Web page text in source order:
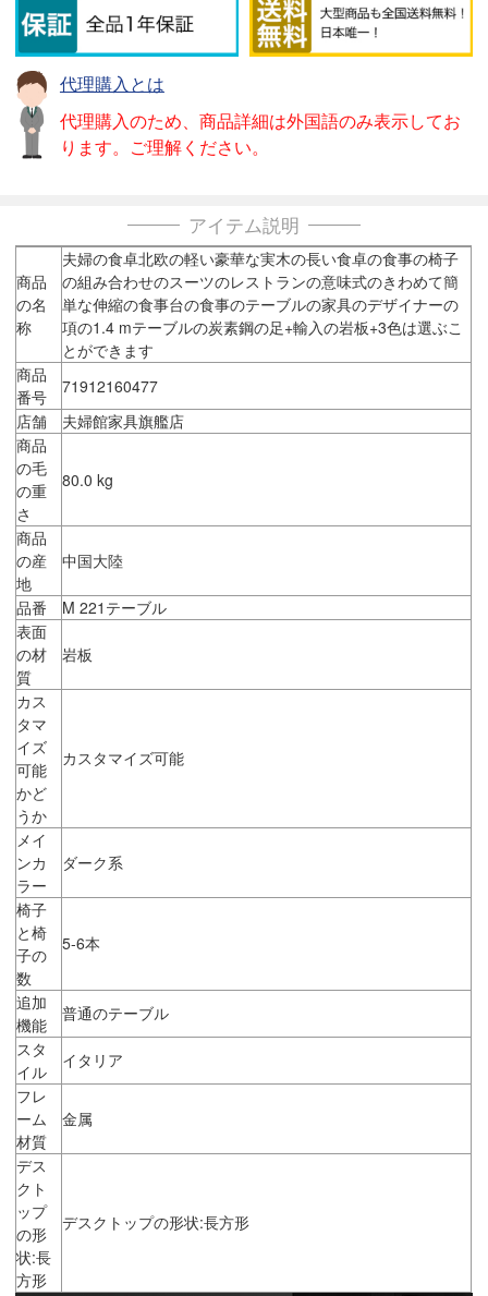
代理購入とは
代理購入のため、商品詳細は外国語のみ表示してお
ります。ご理解ください。
アイテム説明
商品
の名
称
夫婦の食卓北欧の軽い豪華な実木の長い食卓の食事の椅子
の組み合わせのスーツのレストランの意味式のきわめて簡
単な伸縮の食事台の食事のテーブルの家具のデザイナーの
項の1.4 mテーブルの炭素鋼の足+輸入の岩板+3色は選ぶこ
とができます
商品
番号
71912160477
店舗
夫婦館家具旗艦店
商品
の毛
の重
さ
80.0 kg
商品
の産
地
中国大陸
品番
M 221テーブル
表面
の材
質
岩板
カス
タマ
イズ
可能
かど
うか
カスタマイズ可能
メイ
ンカ
ラー
ダーク系
椅子
と椅
子の
数
5-6本
追加
機能
普通のテーブル
スタ
イル
イタリア
フレ
ーム
材質
金属
デス
クト
ップ
の形
状:長
方形
デスクトップの形状:長方形